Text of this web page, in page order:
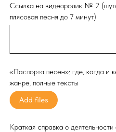
Ссылка на видеоролик № 2
плясовая песня до 7 минут)
«Паспорта песен»: где, когда и
жанре, полные тексты
Add files
Краткая справка о